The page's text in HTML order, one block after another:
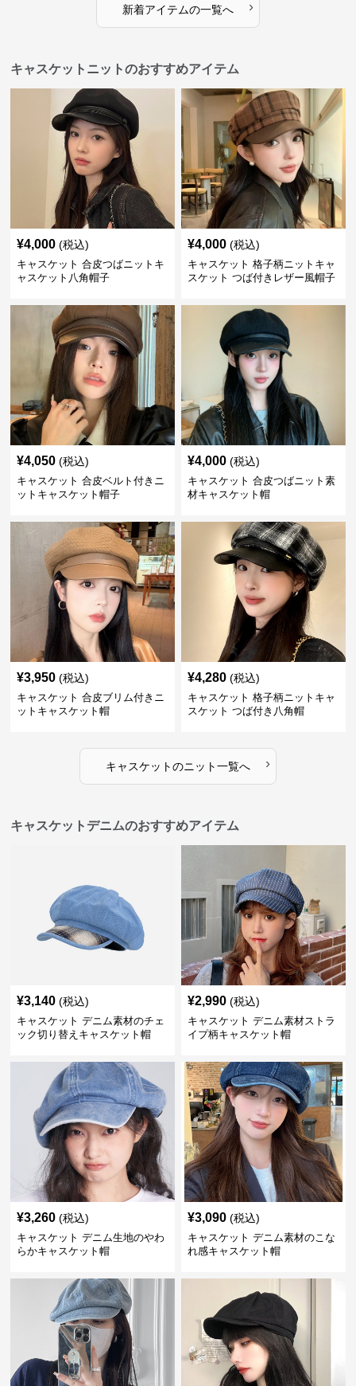
新着アイテムの一覧へ ›
キャスケットニットのおすすめアイテム
¥4,000 (税込)
キャスケット 合皮つばニットキ
ャスケット八角帽子
¥4,000 (税込)
キャスケット 格子柄ニットキャ
スケット つば付きレザー風帽子
¥4,050 (税込)
キャスケット 合皮ベルト付きニ
ットキャスケット帽子
¥4,000 (税込)
キャスケット 合皮つばニット素
材キャスケット帽
¥3,950 (税込)
キャスケット 合皮ブリム付きニ
ットキャスケット帽
¥4,280 (税込)
キャスケット 格子柄ニットキャ
スケット つば付き八角帽
キャスケットのニット一覧へ ›
キャスケットデニムのおすすめアイテム
¥3,140 (税込)
キャスケット デニム素材のチェ
ック切り替えキャスケット帽
¥2,990 (税込)
キャスケット デニム素材ストラ
イプ柄キャスケット帽
¥3,260 (税込)
キャスケット デニム生地のやわ
らかキャスケット帽
¥3,090 (税込)
キャスケット デニム素材のこな
れ感キャスケット帽